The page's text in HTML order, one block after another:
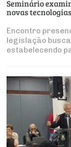
Seminário
novas
Encontro
legislação
estabelecendo